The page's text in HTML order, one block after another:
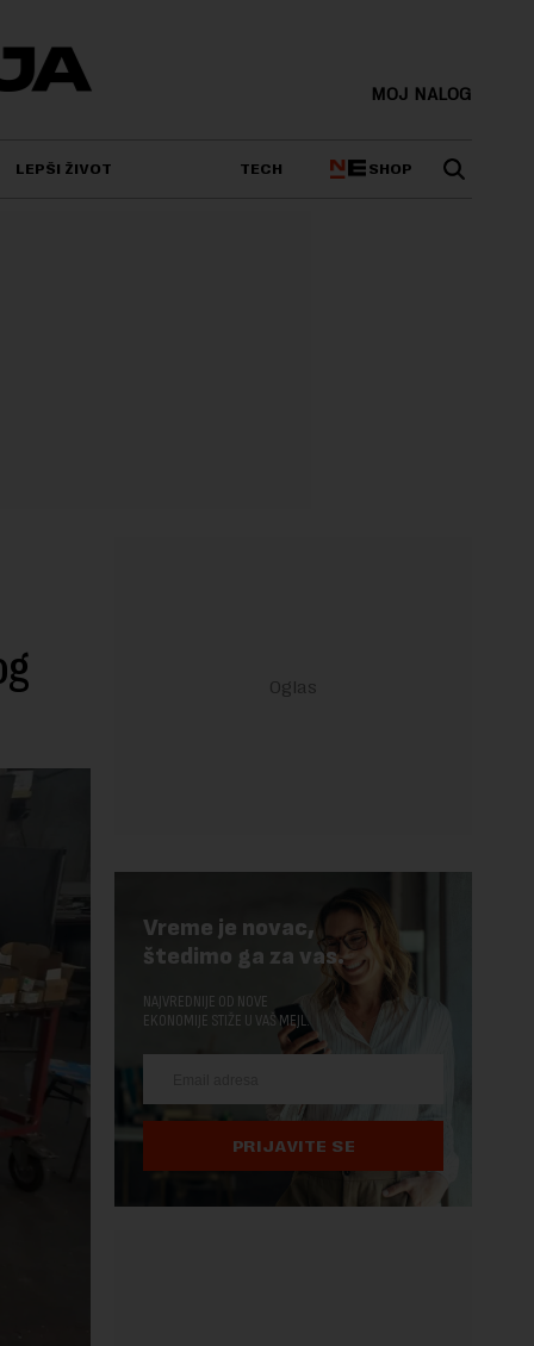
MOJ NALOG
LEPŠI ŽIVOT TECH SHOP
Vreme je novac,
štedimo ga za vas.
NAJVREDNIJE OD NOVE
EKONOMIJE STIŽE U VAŠ MEJL.
PRIJAVITE SE